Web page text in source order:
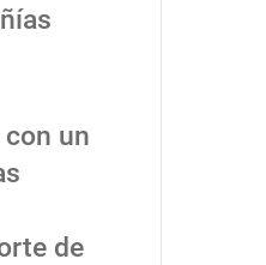
un
de